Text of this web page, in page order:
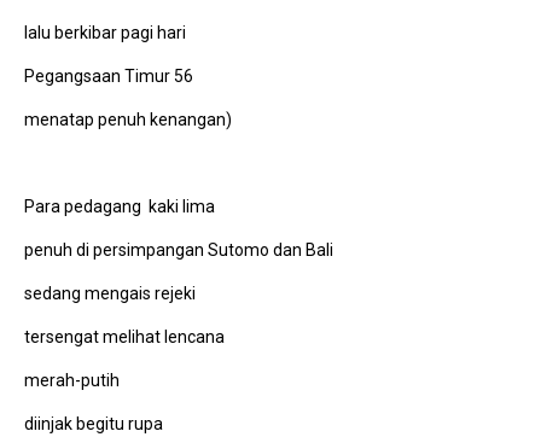
lalu berkibar pagi hari
Pegangsaan Timur 56
menatap penuh kenangan)
Para pedagang kaki lima
penuh di persimpangan Sutomo dan Bali
sedang mengais rejeki
tersengat melihat lencana
merah-putih
diinjak begitu rupa